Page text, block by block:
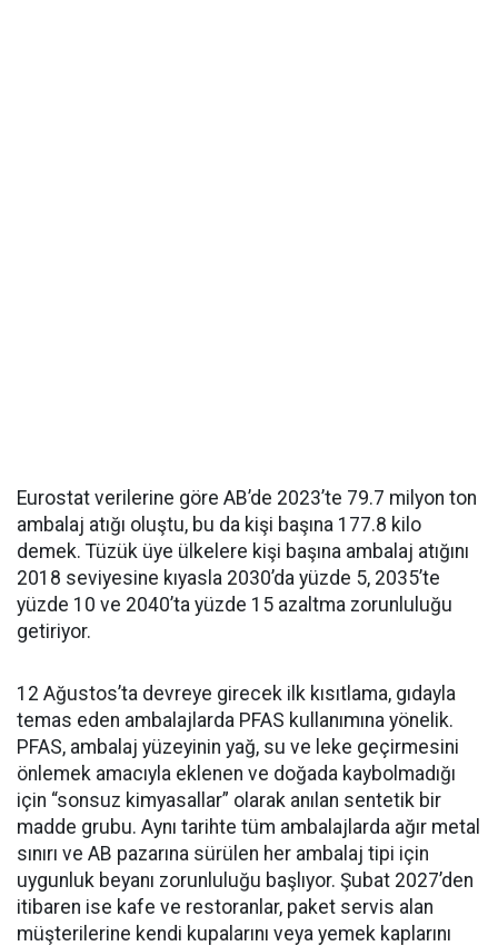
Eurostat verilerine göre AB’de 2023’te 79.7 milyon ton
ambalaj atığı oluştu, bu da kişi başına 177.8 kilo
demek. Tüzük üye ülkelere kişi başına ambalaj atığını
2018 seviyesine kıyasla 2030’da yüzde 5, 2035’te
yüzde 10 ve 2040’ta yüzde 15 azaltma zorunluluğu
getiriyor.
12 Ağustos’ta devreye girecek ilk kısıtlama, gıdayla
temas eden ambalajlarda PFAS kullanımına yönelik.
PFAS, ambalaj yüzeyinin yağ, su ve leke geçirmesini
önlemek amacıyla eklenen ve doğada kaybolmadığı
için “sonsuz kimyasallar” olarak anılan sentetik bir
madde grubu. Aynı tarihte tüm ambalajlarda ağır metal
sınırı ve AB pazarına sürülen her ambalaj tipi için
uygunluk beyanı zorunluluğu başlıyor. Şubat 2027’den
itibaren ise kafe ve restoranlar, paket servis alan
müşterilerine kendi kupalarını veya yemek kaplarını